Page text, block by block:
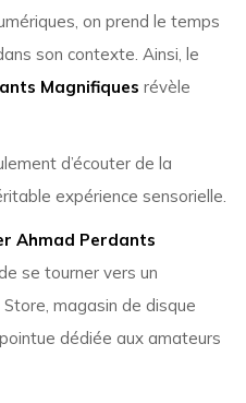
on prend le temps
son contexte. Ainsi, le
Magnifiques révèle
d’écouter de la
expérience sensorielle.
Ahmad Perdants
se tourner vers un
magasin de disque
dédiée aux amateurs